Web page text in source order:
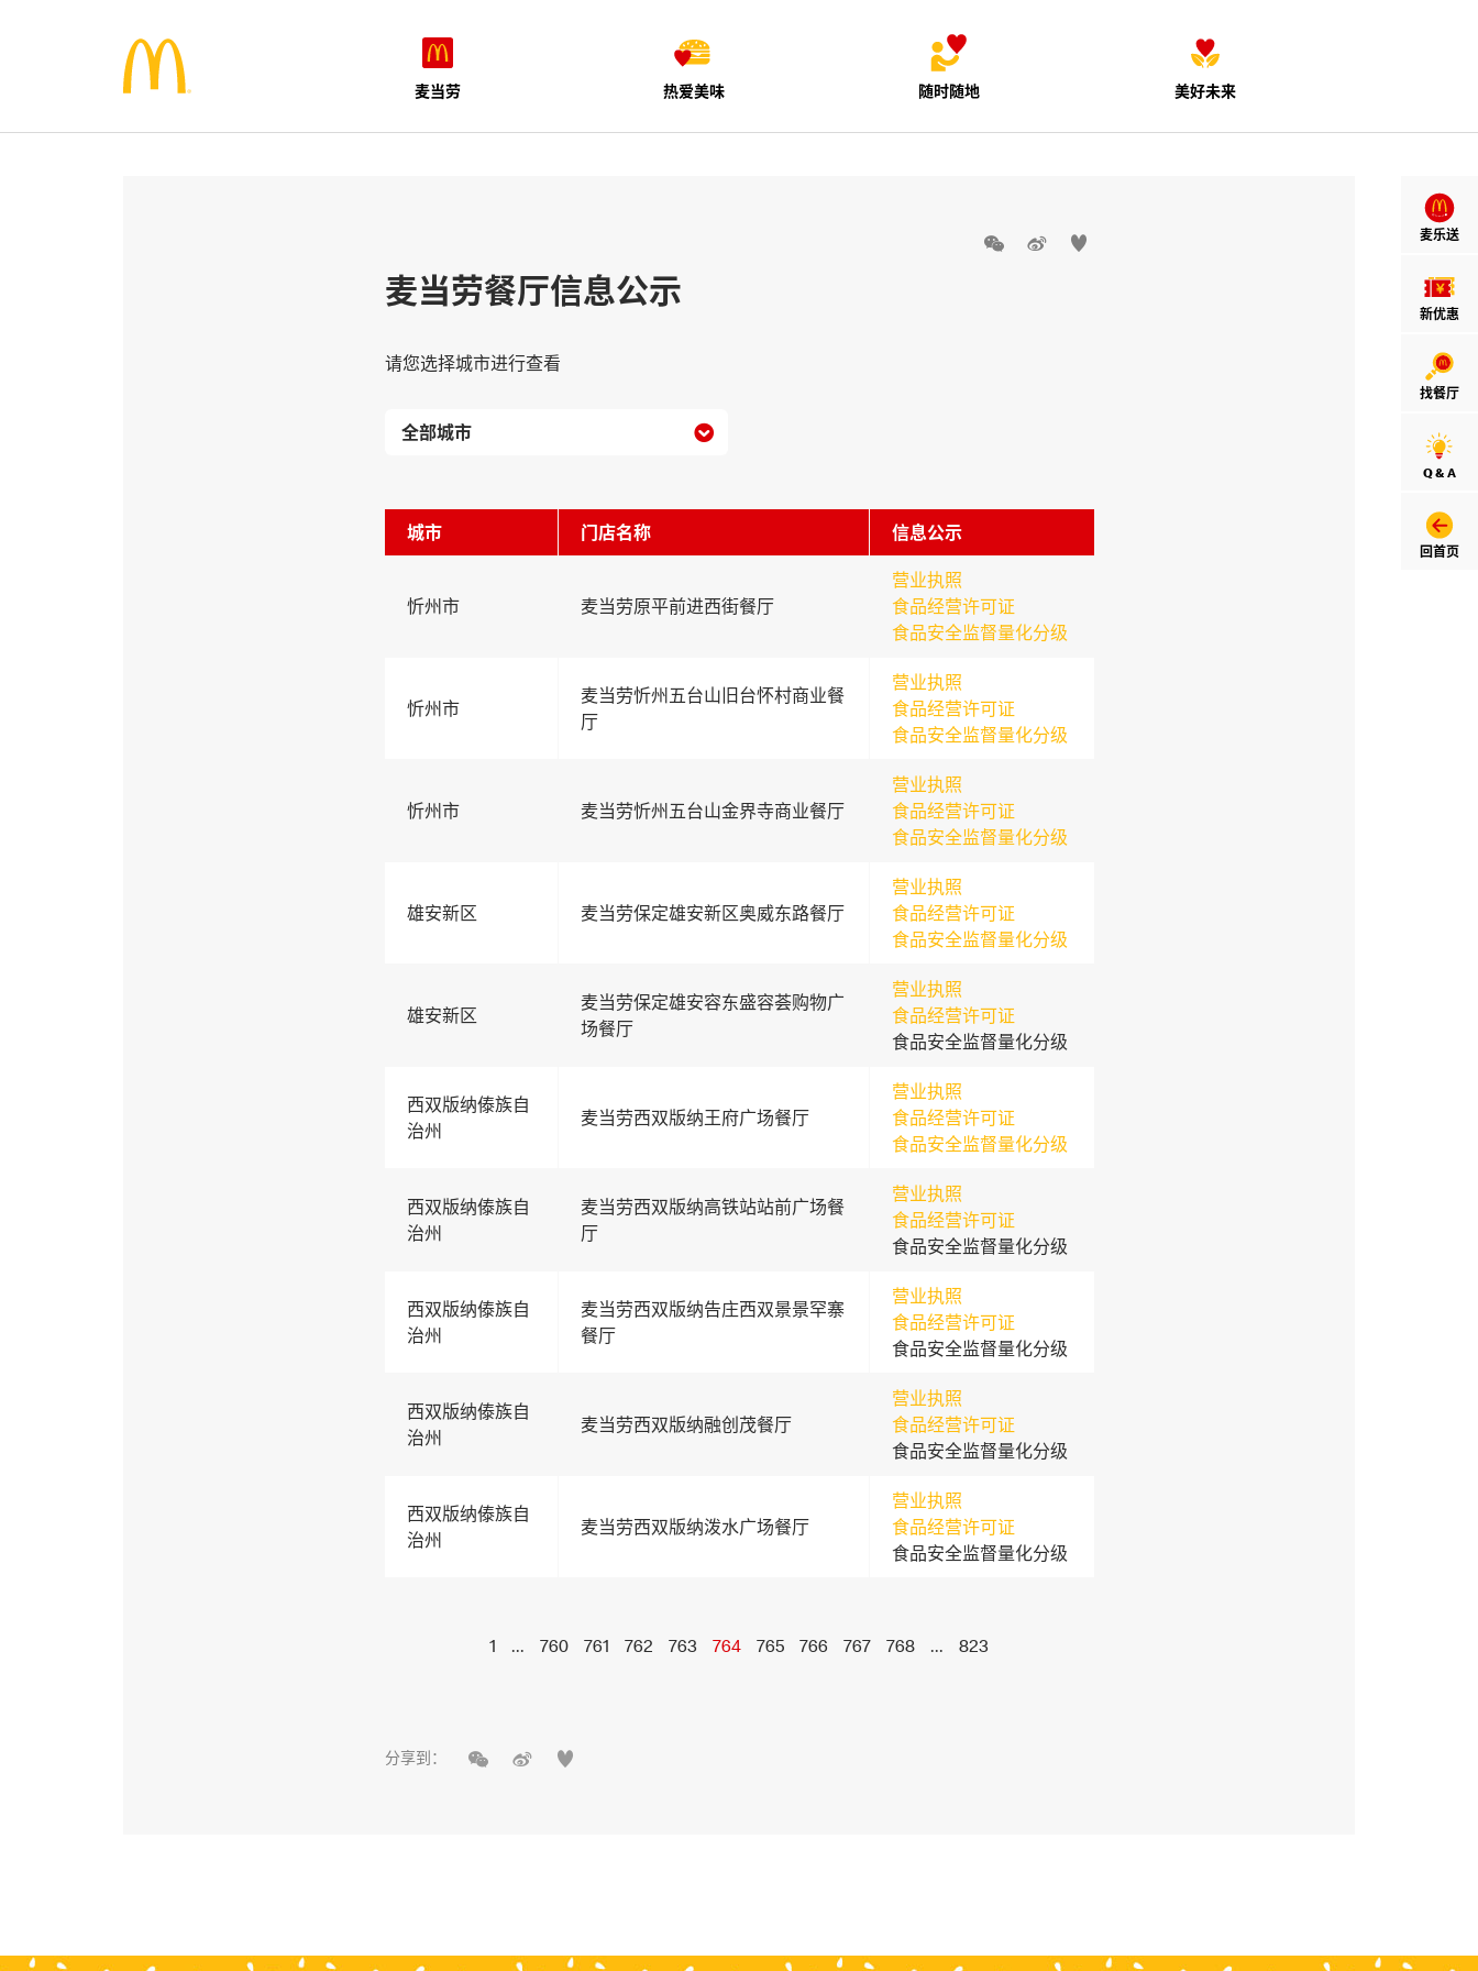
麦当劳 热爱美味 随时随地 美好未来
麦乐送
新优惠
找餐厅
Q & A
回首页
  
麦当劳餐厅信息公示
请您选择城市进行查看

城市 门店名称 信息公示
忻州市 麦当劳原平前进西街餐厅
营业执照
食品经营许可证
食品安全监督量化分级
忻州市
麦当劳忻州五台山旧台怀村商业餐
厅
营业执照
食品经营许可证
食品安全监督量化分级
忻州市 麦当劳忻州五台山金界寺商业餐厅
营业执照
食品经营许可证
食品安全监督量化分级
雄安新区 麦当劳保定雄安新区奥威东路餐厅
营业执照
食品经营许可证
食品安全监督量化分级
雄安新区
麦当劳保定雄安容东盛容荟购物广
场餐厅
营业执照
食品经营许可证
食品安全监督量化分级
西双版纳傣族自
治州
麦当劳西双版纳王府广场餐厅
营业执照
食品经营许可证
食品安全监督量化分级
西双版纳傣族自
治州
麦当劳西双版纳高铁站站前广场餐
厅
营业执照
食品经营许可证
食品安全监督量化分级
西双版纳傣族自
治州
麦当劳西双版纳告庄西双景景罕寨
餐厅
营业执照
食品经营许可证
食品安全监督量化分级
西双版纳傣族自
治州
麦当劳西双版纳融创茂餐厅
营业执照
食品经营许可证
食品安全监督量化分级
西双版纳傣族自
治州
麦当劳西双版纳泼水广场餐厅
营业执照
食品经营许可证
食品安全监督量化分级
1 ... 760 761 762 763 764 765 766 767 768 ... 823
分享到：   